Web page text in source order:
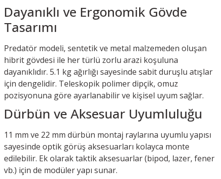
Dayanıklı ve Ergonomik Gövde
Tasarımı
Predatör modeli, sentetik ve metal malzemeden oluşan
hibrit gövdesi ile her türlü zorlu arazi koşuluna
dayanıklıdır. 5.1 kg ağırlığı sayesinde sabit duruşlu atışlar
için dengelidir. Teleskopik polimer dipçik, omuz
pozisyonuna göre ayarlanabilir ve kişisel uyum sağlar.
Dürbün ve Aksesuar Uyumluluğu
11 mm ve 22 mm dürbün montaj raylarına uyumlu yapısı
sayesinde optik görüş aksesuarları kolayca monte
edilebilir. Ek olarak taktik aksesuarlar (bipod, lazer, fener
vb.) için de modüler yapı sunar.